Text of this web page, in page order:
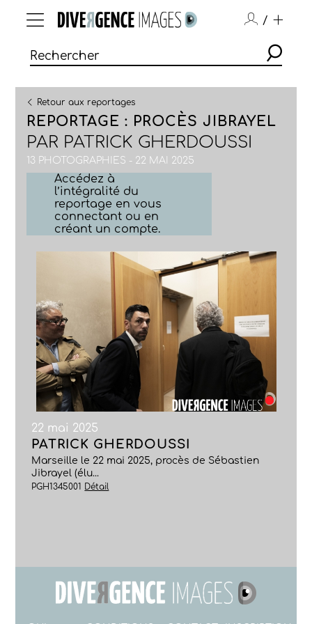
/
Retour aux reportages
REPORTAGE : PROCÈS JIBRAYEL
PAR PATRICK GHERDOUSSI
13 PHOTOGRAPHIES - 22 MAI 2025
Accédez à
l’intégralité du
reportage en vous
connectant ou en
créant un compte.
22 mai 2025
PATRICK GHERDOUSSI
Marseille le 22 mai 2025, procès de Sébastien
Jibrayel (élu...
PGH1345001 Détail